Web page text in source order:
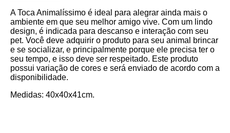
A Toca Animalíssimo é ideal para alegrar ainda mais o
ambiente em que seu melhor amigo vive. Com um lindo
design, é indicada para descanso e interação com seu
pet. Você deve adquirir o produto para seu animal brincar
e se socializar, e principalmente porque ele precisa ter o
seu tempo, e isso deve ser respeitado. Este produto
possui variação de cores e será enviado de acordo com a
disponibilidade.
Medidas: 40x40x41cm.